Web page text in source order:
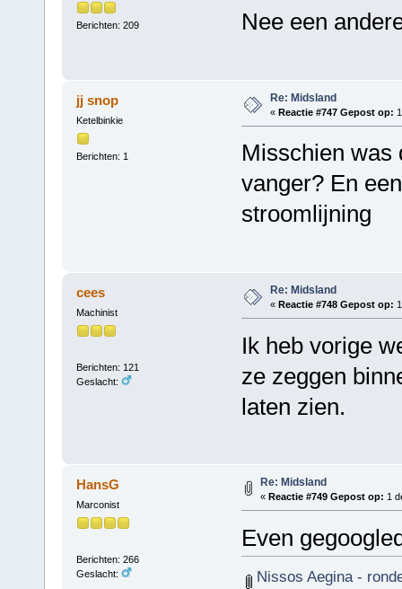
Berichten: 209 Nee een
jj snop
Ketelbinkie
Berichten: 1
Re: Midsland
« Reactie #747 Gepost op:
Misschien was
vanger? En
stroomlijning
cees
Machinist
Berichten: 121
Geslacht:
Re: Midsland
« Reactie #748 Gepost op:
Ik heb vorige
ze zeggen
laten zien.
HansG
Marconist
Berichten: 266
Geslacht:
Re: Midsland
« Reactie #749 Gepost op: 1
Even
Nissos Aegina -